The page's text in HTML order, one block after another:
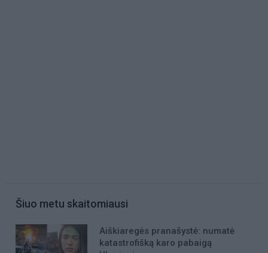
Šiuo metu skaitomiausi
Aiškiaregės pranašystė: numatė
katastrofišką karo pabaigą